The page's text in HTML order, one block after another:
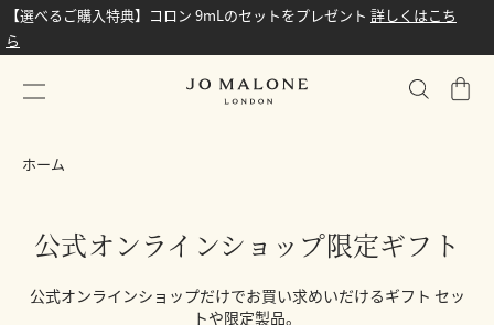
【選べるご購入特典】コロン 9mLのセットをプレゼント 詳しくはこち
ら
シ
バ
グ
ホーム
公式オンラインショップ限定ギフト
公式オンラインショップだけでお買い求めいだけるギフト セッ
トや限定製品。